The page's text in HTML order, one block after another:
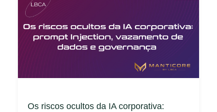
Os riscos ocultos da IA corporativa: